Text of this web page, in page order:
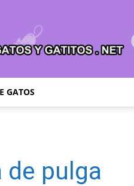
Gatitos
GATOS
pulga